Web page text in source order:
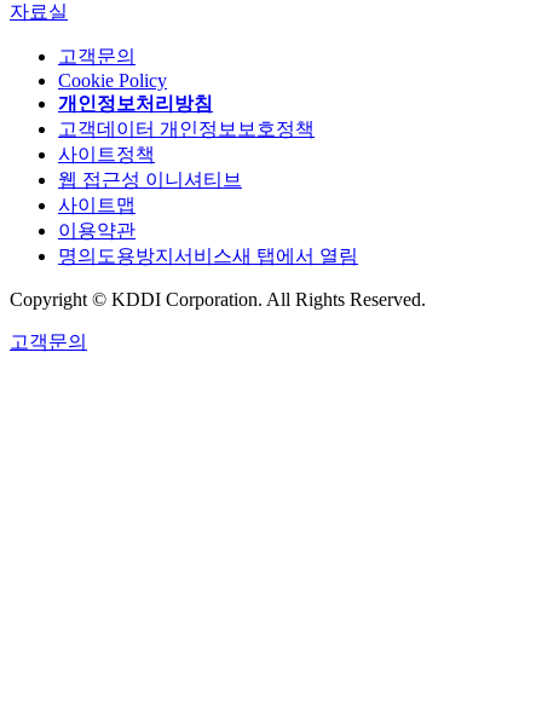
자료실
고객문의
Cookie Policy
개인정보처리방침
고객데이터 개인정보보호정책
사이트정책
웹 접근성 이니셔티브
사이트맵
이용약관
명의도용방지서비스새 탭에서 열림
Copyright © KDDI Corporation. All Rights Reserved.
고객문의